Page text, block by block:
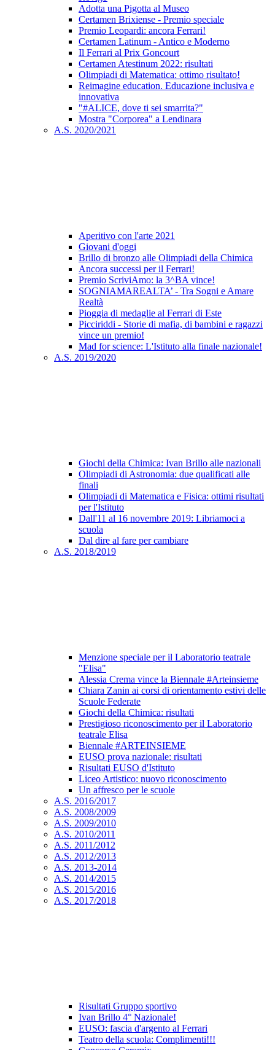
Adotta una Pigotta al Museo
Certamen Brixiense - Premio speciale
Premio Leopardi: ancora Ferrari!
Certamen Latinum - Antico e Moderno
Il Ferrari al Prix Goncourt
Certamen Atestinum 2022: risultati
Olimpiadi di Matematica: ottimo risultato!
Reimagine education. Educazione inclusiva e
innovativa
"#ALICE, dove ti sei smarrita?"
Mostra "Corporea" a Lendinara
A.S. 2020/2021
Aperitivo con l'arte 2021
Giovani d'oggi
Brillo di bronzo alle Olimpiadi della Chimica
Ancora successi per il Ferrari!
Premio ScriviAmo: la 3^BA vince!
SOGNIAMAREALTA’ - Tra Sogni e Amare
Realtà
Pioggia di medaglie al Ferrari di Este
Picciriddi - Storie di mafia, di bambini e ragazzi
vince un premio!
Mad for science: L'Istituto alla finale nazionale!
A.S. 2019/2020
Giochi della Chimica: Ivan Brillo alle nazionali
Olimpiadi di Astronomia: due qualificati alle
finali
Olimpiadi di Matematica e Fisica: ottimi risultati
per l'Istituto
Dall'11 al 16 novembre 2019: Libriamoci a
scuola
Dal dire al fare per cambiare
A.S. 2018/2019
Menzione speciale per il Laboratorio teatrale
"Elisa"
Alessia Crema vince la Biennale #Arteinsieme
Chiara Zanin ai corsi di orientamento estivi delle
Scuole Federate
Giochi della Chimica: risultati
Prestigioso riconoscimento per il Laboratorio
teatrale Elisa
Biennale #ARTEINSIEME
EUSO prova nazionale: risultati
Risultati EUSO d'Istituto
Liceo Artistico: nuovo riconoscimento
Un affresco per le scuole
A.S. 2016/2017
A.S. 2008/2009
A.S. 2009/2010
A.S. 2010/2011
A.S. 2011/2012
A.S. 2012/2013
A.S. 2013-2014
A.S. 2014/2015
A.S. 2015/2016
A.S. 2017/2018
Risultati Gruppo sportivo
Ivan Brillo 4° Nazionale!
EUSO: fascia d'argento al Ferrari
Teatro della scuola: Complimenti!!!